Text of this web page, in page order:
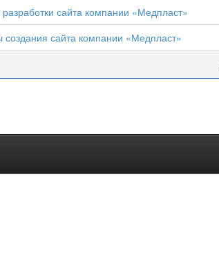
сайта компании «Медпласт»
сайта компании «Медпласт»